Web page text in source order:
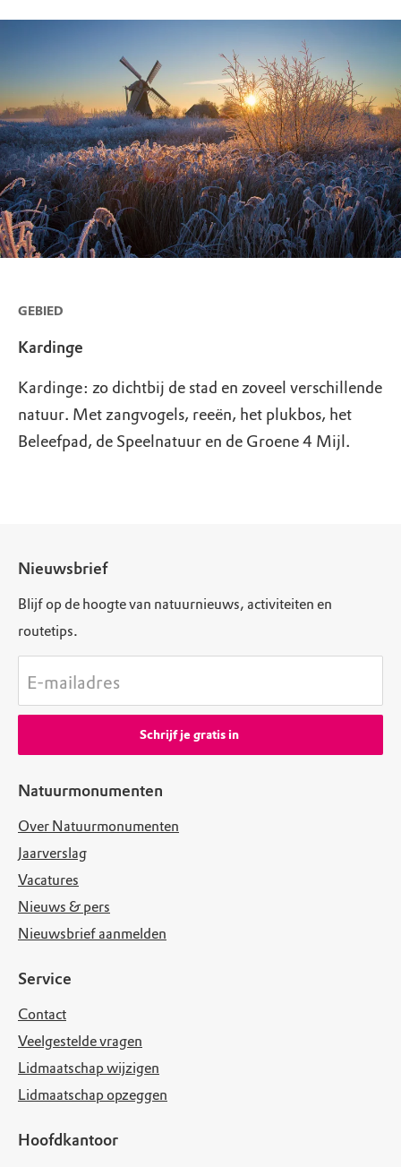
GEBIED
Kardinge
Kardinge: zo dichtbij de stad en zoveel verschillende
natuur. Met zangvogels, reeën, het plukbos, het
Beleefpad, de Speelnatuur en de Groene 4 Mijl.
Natuurmonumenten
Over Natuurmonumenten
Jaarverslag
Vacatures
Nieuws & pers
Nieuwsbrief aanmelden
Service
Contact
Veelgestelde vragen
Lidmaatschap wijzigen
Lidmaatschap opzeggen
Hoofdkantoor
Nieuwsbrief
Blijf op de hoogte van natuurnieuws, activiteiten en
routetips.
E-mailadres
Schrijf je gratis in